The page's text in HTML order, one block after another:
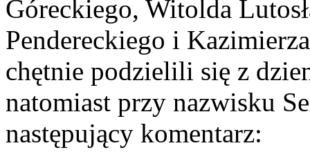
Góreckiego, Witolda
Pendereckiego i
chętnie podzielili się z
natomiast przy nazwisku
następujący komentarz: